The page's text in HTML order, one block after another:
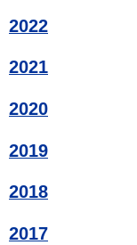
2022
2021
2020
2019
2018
2017